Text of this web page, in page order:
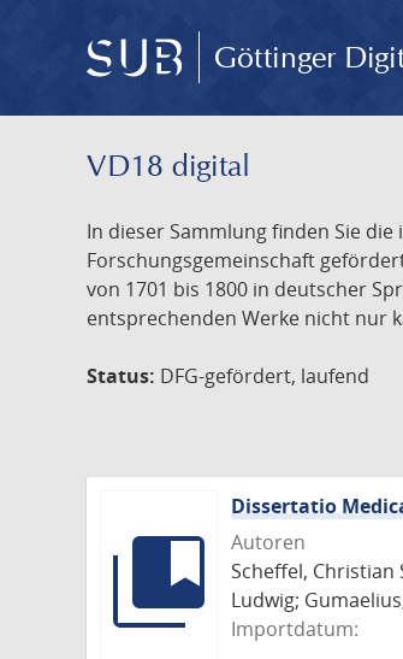
Göttinger
VD18 digital
In dieser Sammlung finden Sie
Forschungsgemeinschaft
von 1701 bis 1800 in deutscher
entsprechenden Werke nicht nur
Status: DFG-gefördert, laufend
Dissertatio
Autoren
Scheffel, Christian
Ludwig;
Importdatum: